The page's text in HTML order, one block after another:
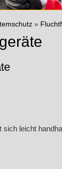
»
sich leicht